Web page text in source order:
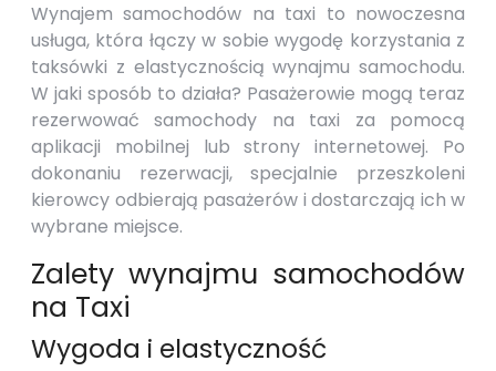
Wynajem samochodów na taxi to nowoczesna
usługa, która łączy w sobie wygodę korzystania z
taksówki z elastycznością wynajmu samochodu.
W jaki sposób to działa? Pasażerowie mogą teraz
rezerwować samochody na taxi za pomocą
aplikacji mobilnej lub strony internetowej. Po
dokonaniu rezerwacji, specjalnie przeszkoleni
kierowcy odbierają pasażerów i dostarczają ich w
wybrane miejsce.
Zalety wynajmu samochodów
na Taxi
Wygoda i elastyczność